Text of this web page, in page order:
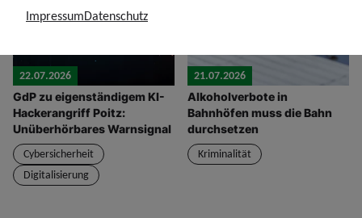
22.07.2026
GdP zu eigenständigem KI-
Hackerangriff Poitz:
Unüberhörbares Warnsignal
Cybersicherheit
Digitalisierung
21.07.2026
Alkoholverbote in
Bahnhöfen muss die Bahn
durchsetzen
Kriminalität
ImpressumDatenschutz